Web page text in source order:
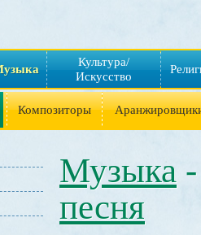
Культура/
Искусство
Композиторы
Музыка
песня